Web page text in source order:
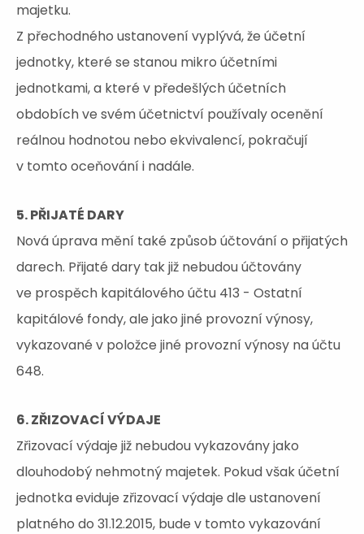
majetku.
Z přechodného ustanovení vyplývá, že účetní
jednotky, které se stanou mikro účetními
jednotkami, a které v předešlých účetních
obdobích ve svém účetnictví používaly ocenění
reálnou hodnotou nebo ekvivalencí, pokračují
v tomto oceňování i nadále.
5. PŘIJATÉ DARY
Nová úprava mění také způsob účtování o přijatých
darech. Přijaté dary tak již nebudou účtovány
ve prospěch kapitálového účtu 413 - Ostatní
kapitálové fondy, ale jako jiné provozní výnosy,
vykazované v položce jiné provozní výnosy na účtu
648.
6. ZŘIZOVACÍ VÝDAJE
Zřizovací výdaje již nebudou vykazovány jako
dlouhodobý nehmotný majetek. Pokud však účetní
jednotka eviduje zřizovací výdaje dle ustanovení
platného do 31.12.2015, bude v tomto vykazování